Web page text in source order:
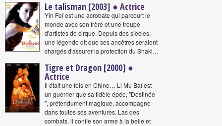
Le talisman [2003] ● Actrice
Yin Feï est une acrobate qui parcourt le
monde avec son frère et une troupe
d'artistes de cirque. Depuis des siècles,
une légende dit que ses ancêtres seraient
chargés d'assurer la protection du Shaki…
Tigre et Dragon [2000] ●
Actrice
Il était une fois en Chine… Li Mu Baï est
un guerrier que sa fidèle épée, "Destinée
", prétendument magique, accompagne
dans toutes ses aventures. Las des
combats, il confie son arme à la belle et